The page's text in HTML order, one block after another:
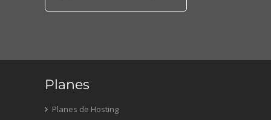
Planes
Planes de Hosting